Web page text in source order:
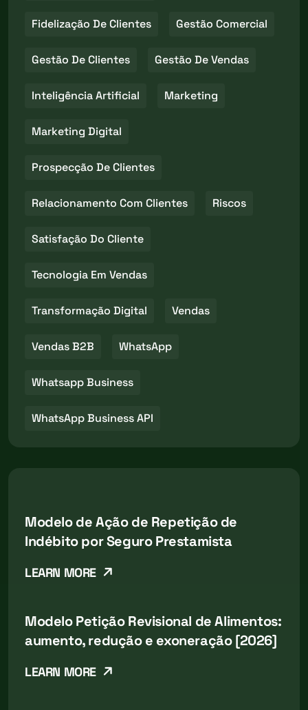
Fidelização De Clientes Gestão Comercial
Gestão De Clientes Gestão De Vendas
Inteligência Artificial Marketing
Marketing Digital
Prospecção De Clientes
Relacionamento Com Clientes Riscos
Satisfação Do Cliente
Tecnologia Em Vendas
Transformação Digital Vendas
Vendas B2B WhatsApp
Whatsapp Business
WhatsApp Business API
Modelo de Ação de Repetição de
Indébito por Seguro Prestamista
LEARN MORE
Modelo Petição Revisional de Alimentos:
aumento, redução e exoneração [2026]
LEARN MORE